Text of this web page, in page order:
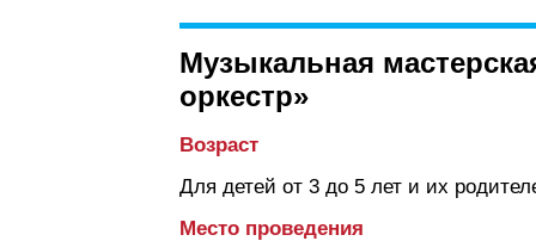
Музыкальная
оркестр»
Возраст
Для детей от 3 до 5 лет и их
Место проведения